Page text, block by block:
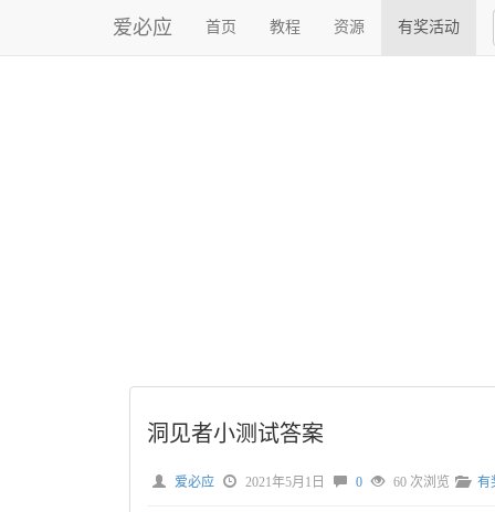
爱必应 首页 教程 资源 有奖活动
洞见者小测试答案
爱必应 2021年5月1日 0 60 次浏览 有